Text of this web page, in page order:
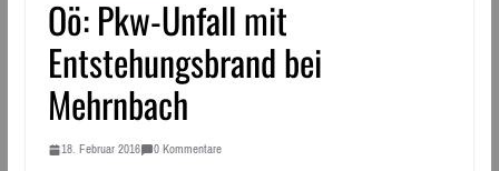
Oö: Pkw-Unfall mit
Entstehungsbrand bei
Mehrnbach
18. Februar 2016 0 Kommentare